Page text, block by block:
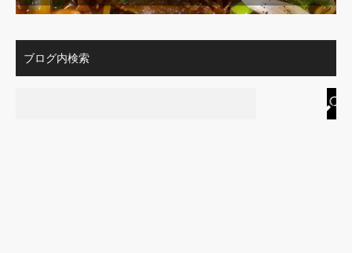
ブログ内検索